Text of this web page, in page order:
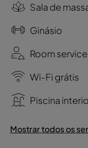
Sala de
Ginásio
Room service
Wi-Fi grátis
Piscina
Mostrar todos os